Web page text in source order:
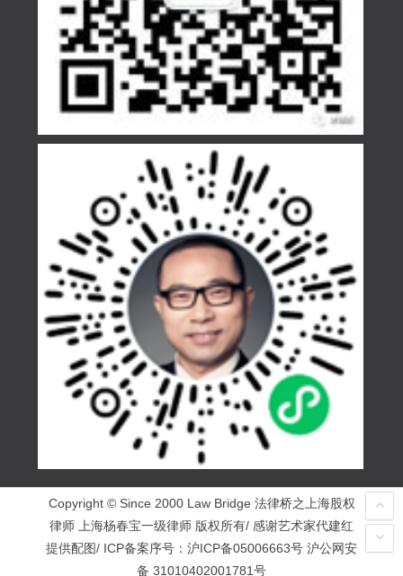
Copyright © Since 2000 Law Bridge 法律桥之上海股权
律师 上海杨春宝一级律师 版权所有/ 感谢艺术家代建红
提供配图/ ICP备案序号： 沪ICP备05006663号 沪公网安
备 31010402001781号